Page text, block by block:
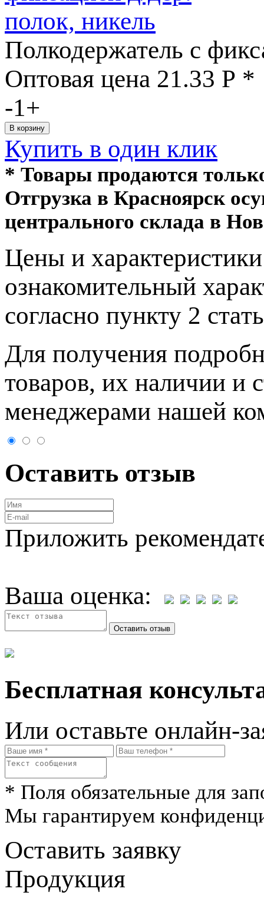
Полкодержатель с
Оптовая цена 21.33 Р *
-1+
Купить в один клик
* Товары продаются
Отгрузка в Красноярск
центрального склада в
Цeны и
ознакомительный
согласно пункту 2
Для пoлучения
товaров, их нaличии и
менеджерами нашей
Оставить отзыв
Приложить
Ваша оценка:
Бесплатная
Или оставьте онлайн-
* Поля обязательные для
Мы гарантируем
Оставить заявку
Продукция